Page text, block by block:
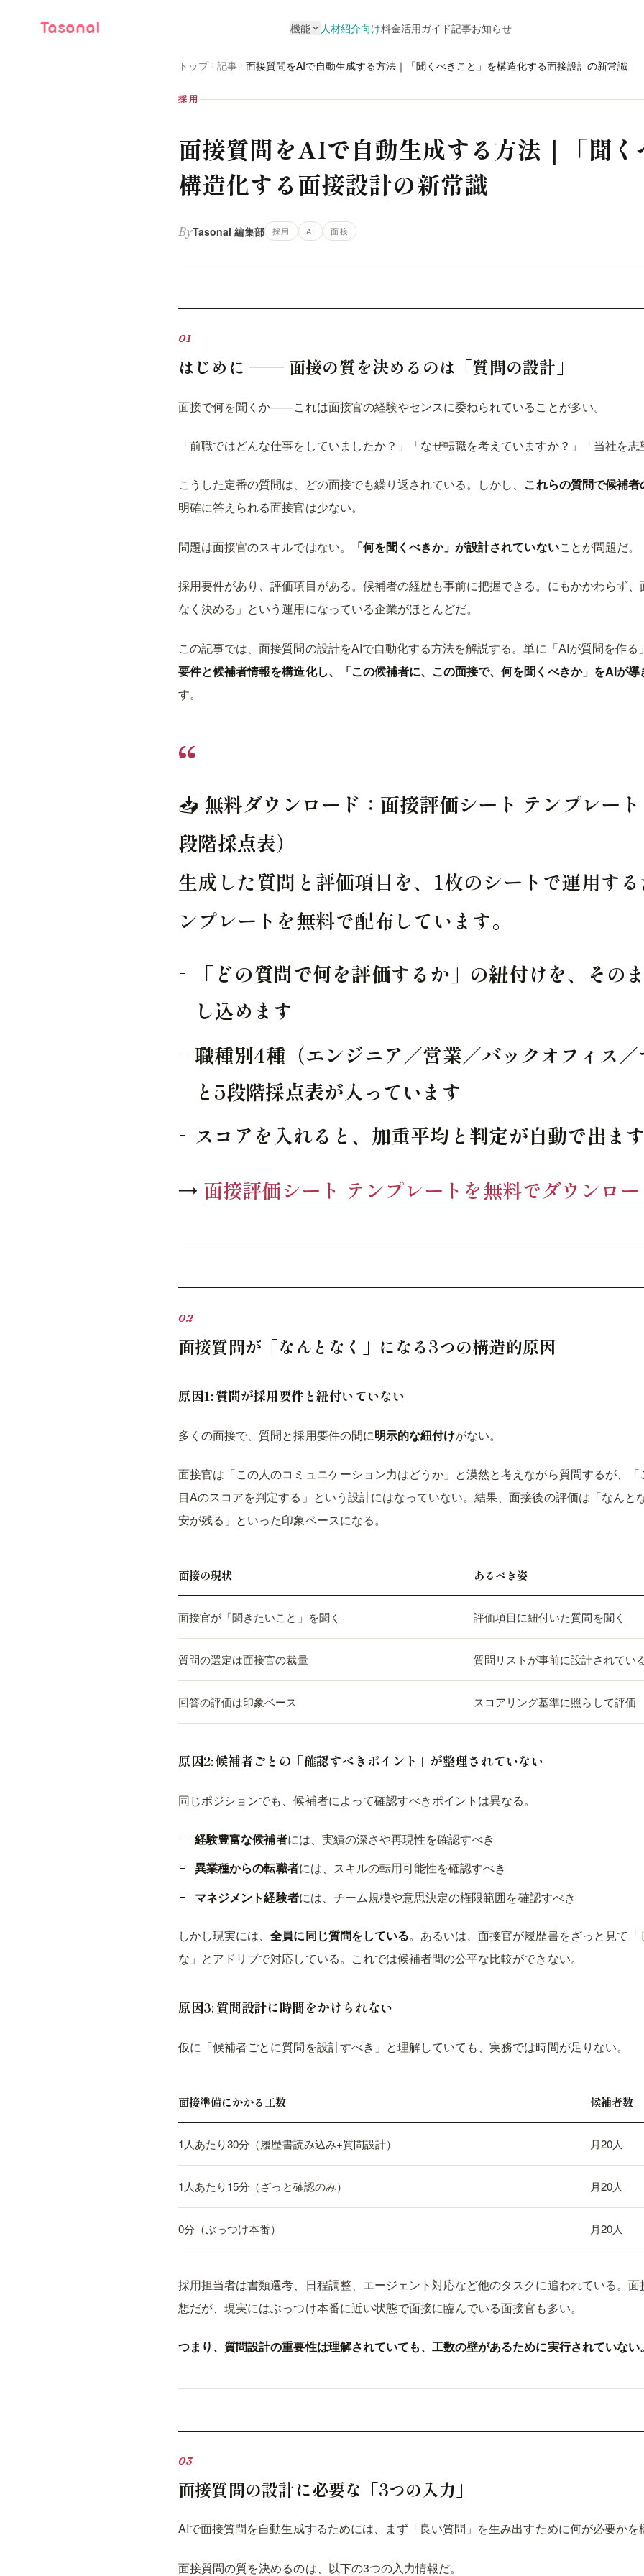
Tasonal 機能 人材紹介向け料金活用ガイド記事お知らせ
トップ 記事 面接質問をAIで自動生成する方法｜「聞くべきこと」を構造化する面接設計の新常識
採用
面接質問をAIで自動生成する方法｜「聞
構造化する面接設計の新常識
ByTasonal 編集部 採用 AI 面接
はじめに —— 面接の質を決めるのは「質問の設計」
面接で何を聞くか——これは面接官の経験やセンスに委ねられていることが多い。
「前職ではどんな仕事をしていましたか？」「なぜ転職を考えていますか？」「当社を
こうした定番の質問は、どの面接でも繰り返されている。しかし、 これらの質問で候補
明確に答えられる面接官は少ない。
問題は面接官のスキルではない。 「何を聞くべきか」が設計されていないことが問題だ。
採用要件があり、評価項目がある。候補者の経歴も事前に把握できる。にもかかわらず
なく決める」という運用になっている企業がほとんどだ。
この記事では、面接質問の設計をAIで自動化する方法を解説する。単に「AIが質問を作
要件と候補者情報を構造化し、「この候補者に、この面接で、何を聞くべきか」をAIが導
す。
📥 無料ダウンロード：面接評価シート テンプレー
段階採点表）
生成した質問と評価項目を、1枚のシートで運用す
ンプレートを無料で配布しています。
「どの質問で何を評価するか」の紐付けを、その
し込めます
職種別4種（エンジニア／営業／バックオフィス
と5段階採点表が入っています
スコアを入れると、加重平均と判定が自動で出ま
→ 面接評価シート テンプレートを無料でダウンロ
面接質問が「なんとなく」になる3つの構造的原因
原因1: 質問が採用要件と紐付いていない
多くの面接で、質問と採用要件の間に明示的な紐付けがない。
面接官は「この人のコミュニケーション力はどうか」と漠然と考えながら質問するが、
目Aのスコアを判定する」という設計にはなっていない。結果、面接後の評価は「なんと
安が残る」といった印象ベースになる。
面接の現状 あるべき姿
面接官が「聞きたいこと」を聞く 評価項目に紐付いた質問を聞く
質問の選定は面接官の裁量 質問リストが事前に設計されてい
回答の評価は印象ベース スコアリング基準に照らして評価
原因2: 候補者ごとの「確認すべきポイント」が整理されていない
同じポジションでも、候補者によって確認すべきポイントは異なる。
経験豊富な候補者には、実績の深さや再現性を確認すべき
異業種からの転職者には、スキルの転用可能性を確認すべき
マネジメント経験者には、チーム規模や意思決定の権限範囲を確認すべき
しかし現実には、全員に同じ質問をしている。あるいは、面接官が履歴書をざっと見て
な」とアドリブで対応している。これでは候補者間の公平な比較ができない。
原因3: 質問設計に時間をかけられない
仮に「候補者ごとに質問を設計すべき」と理解していても、実務では時間が足りない。
面接準備にかかる工数 候補者数
1人あたり30分（履歴書読み込み+質問設計） 月20人
1人あたり15分（ざっと確認のみ） 月20人
0分（ぶっつけ本番） 月20人
採用担当者は書類選考、日程調整、エージェント対応など他のタスクに追われている。
想だが、現実にはぶっつけ本番に近い状態で面接に臨んでいる面接官も多い。
つまり、質問設計の重要性は理解されていても、工数の壁があるために実行されていない
面接質問の設計に必要な「3つの入力」
AIで面接質問を自動生成するためには、まず「良い質問」を生み出すために何が必要か
面接質問の質を決めるのは、以下の3つの入力情報だ。